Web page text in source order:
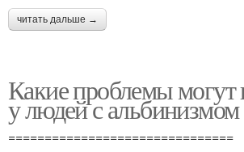
читать дальше →
Какие проблемы могут
у людей с альбинизмом
===============================